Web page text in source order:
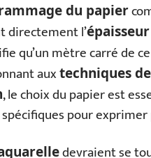
du papier
directement l’épaisseur
qu’un mètre carré de
auxtechniques
, le choix du papier est
pour
devraient se